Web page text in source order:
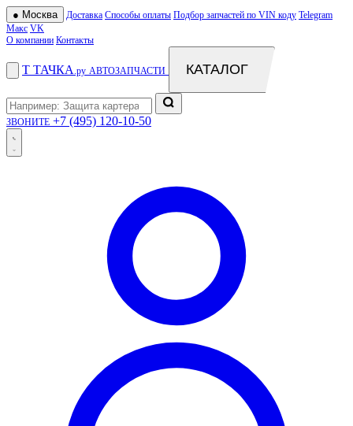
● Москва Доставка Способы оплаты Подбор запчастей по VIN коду Telegram
Макс VK
О компании Контакты
Т ТАЧКА .ру АВТОЗАПЧАСТИ КАТАЛОГ
ЗВОНИТЕ +7 (495) 120-10-50